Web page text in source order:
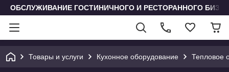
ОБСЛУЖИВАНИЕ ГОСТИНИЧНОГО И РЕСТОРАННОГО
Товары и услуги Кухонное оборудование Тепловое